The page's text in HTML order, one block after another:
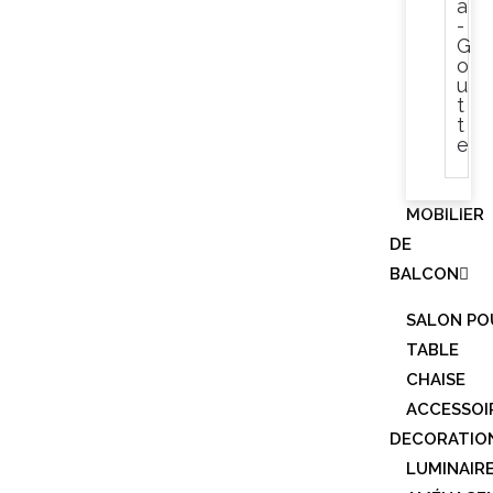
à
-
G
o
u
t
t
e
MOBILIER
DE
BALCON
SALON
TABLE
CHAISE